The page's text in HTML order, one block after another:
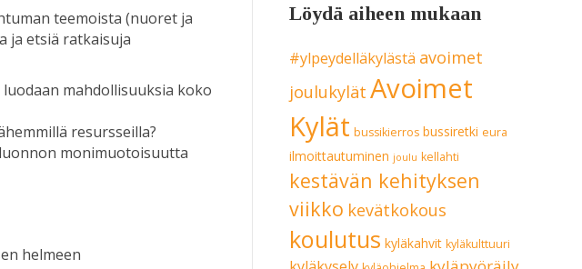
teemoista (nuoret ja
ja etsiä ratkaisuja
mahdollisuuksia koko
resursseilla?
monimuotoisuutta
helmeen
Löydä aiheen mukaan
#ylpeydelläkylästä avoimet
joulukylät Avoimet
Kylät bussikierros bussiretki eura
ilmoittautuminen joulu kellahti
kestävän kehityksen
viikko kevätkokous
koulutus kyläkahvit kyläkulttuuri